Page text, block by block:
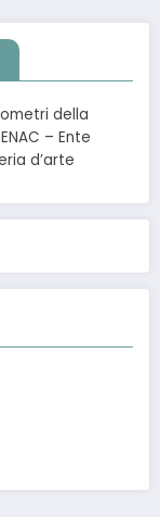
della
– Ente
d’arte